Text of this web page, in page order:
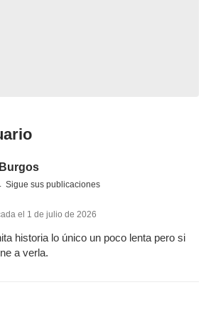
Sigue sus publicaciones
el 1 de julio de 2026
historia lo único un poco lenta pero si
a verla.